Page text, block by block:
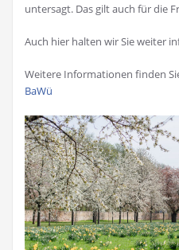
untersagt. Das gilt auch für die
Auch hier halten wir Sie weiter
Weitere Informationen finden
BaWü